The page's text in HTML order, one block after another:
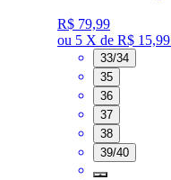
R$ 79,99
ou 5 X de R$ 15,99
33/34
35
36
37
38
39/40